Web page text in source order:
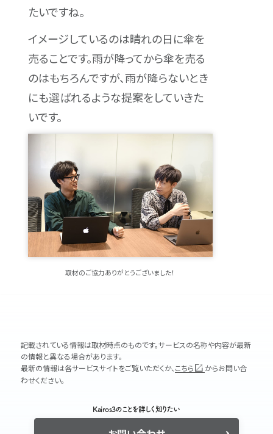
たいですね。
イメージしているのは晴れの日に傘を
売ることです。雨が降ってから傘を売る
のはもちろんですが、雨が降らないとき
にも選ばれるような提案をしていきた
いです。
取材のご協力ありがとうございました！
記載されている情報は取材時点のものです。サービスの名称や内容が最新
の情報と異なる場合があります。
最新の情報は各サービスサイトをご覧いただくか、 こちら
からお問い合
わせください。
Kairos3のことを詳しく知りたい